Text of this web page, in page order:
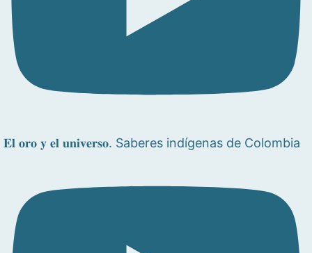
𝐄𝐥 𝐨𝐫𝐨 𝐲 𝐞𝐥 𝐮𝐧𝐢𝐯𝐞𝐫𝐬𝐨. Saberes indígenas de Colombia